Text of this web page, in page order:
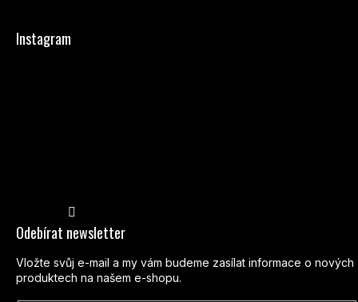
Instagram
Odebírat newsletter
Vložte svůj e-mail a my vám budeme zasílat informace o nových
produktech na našem e-shopu.